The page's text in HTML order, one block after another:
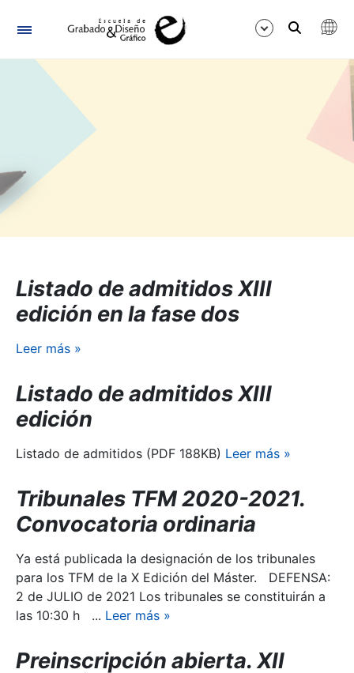
Navegación
Listado de admitidos XIII
edición en la fase dos
Leer más »
Listado de admitidos XIII
edición
Listado de admitidos (PDF 188KB) Leer más »
Tribunales TFM 2020-2021.
Convocatoria ordinaria
Ya está publicada la designación de los tribunales
para los TFM de la X Edición del Máster. DEFENSA:
2 de JULIO de 2021 Los tribunales se constituirán a
las 10:30 h ... Leer más »
Preinscripción abierta. XII